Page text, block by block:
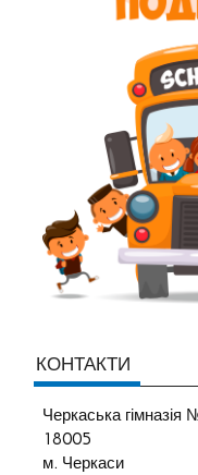
КОНТАКТИ
Черкаська
18005
м. Черкаси